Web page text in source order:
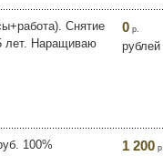
Снятие
лет. Наращиваю
0 р.
рублей
100%
1 200 р.